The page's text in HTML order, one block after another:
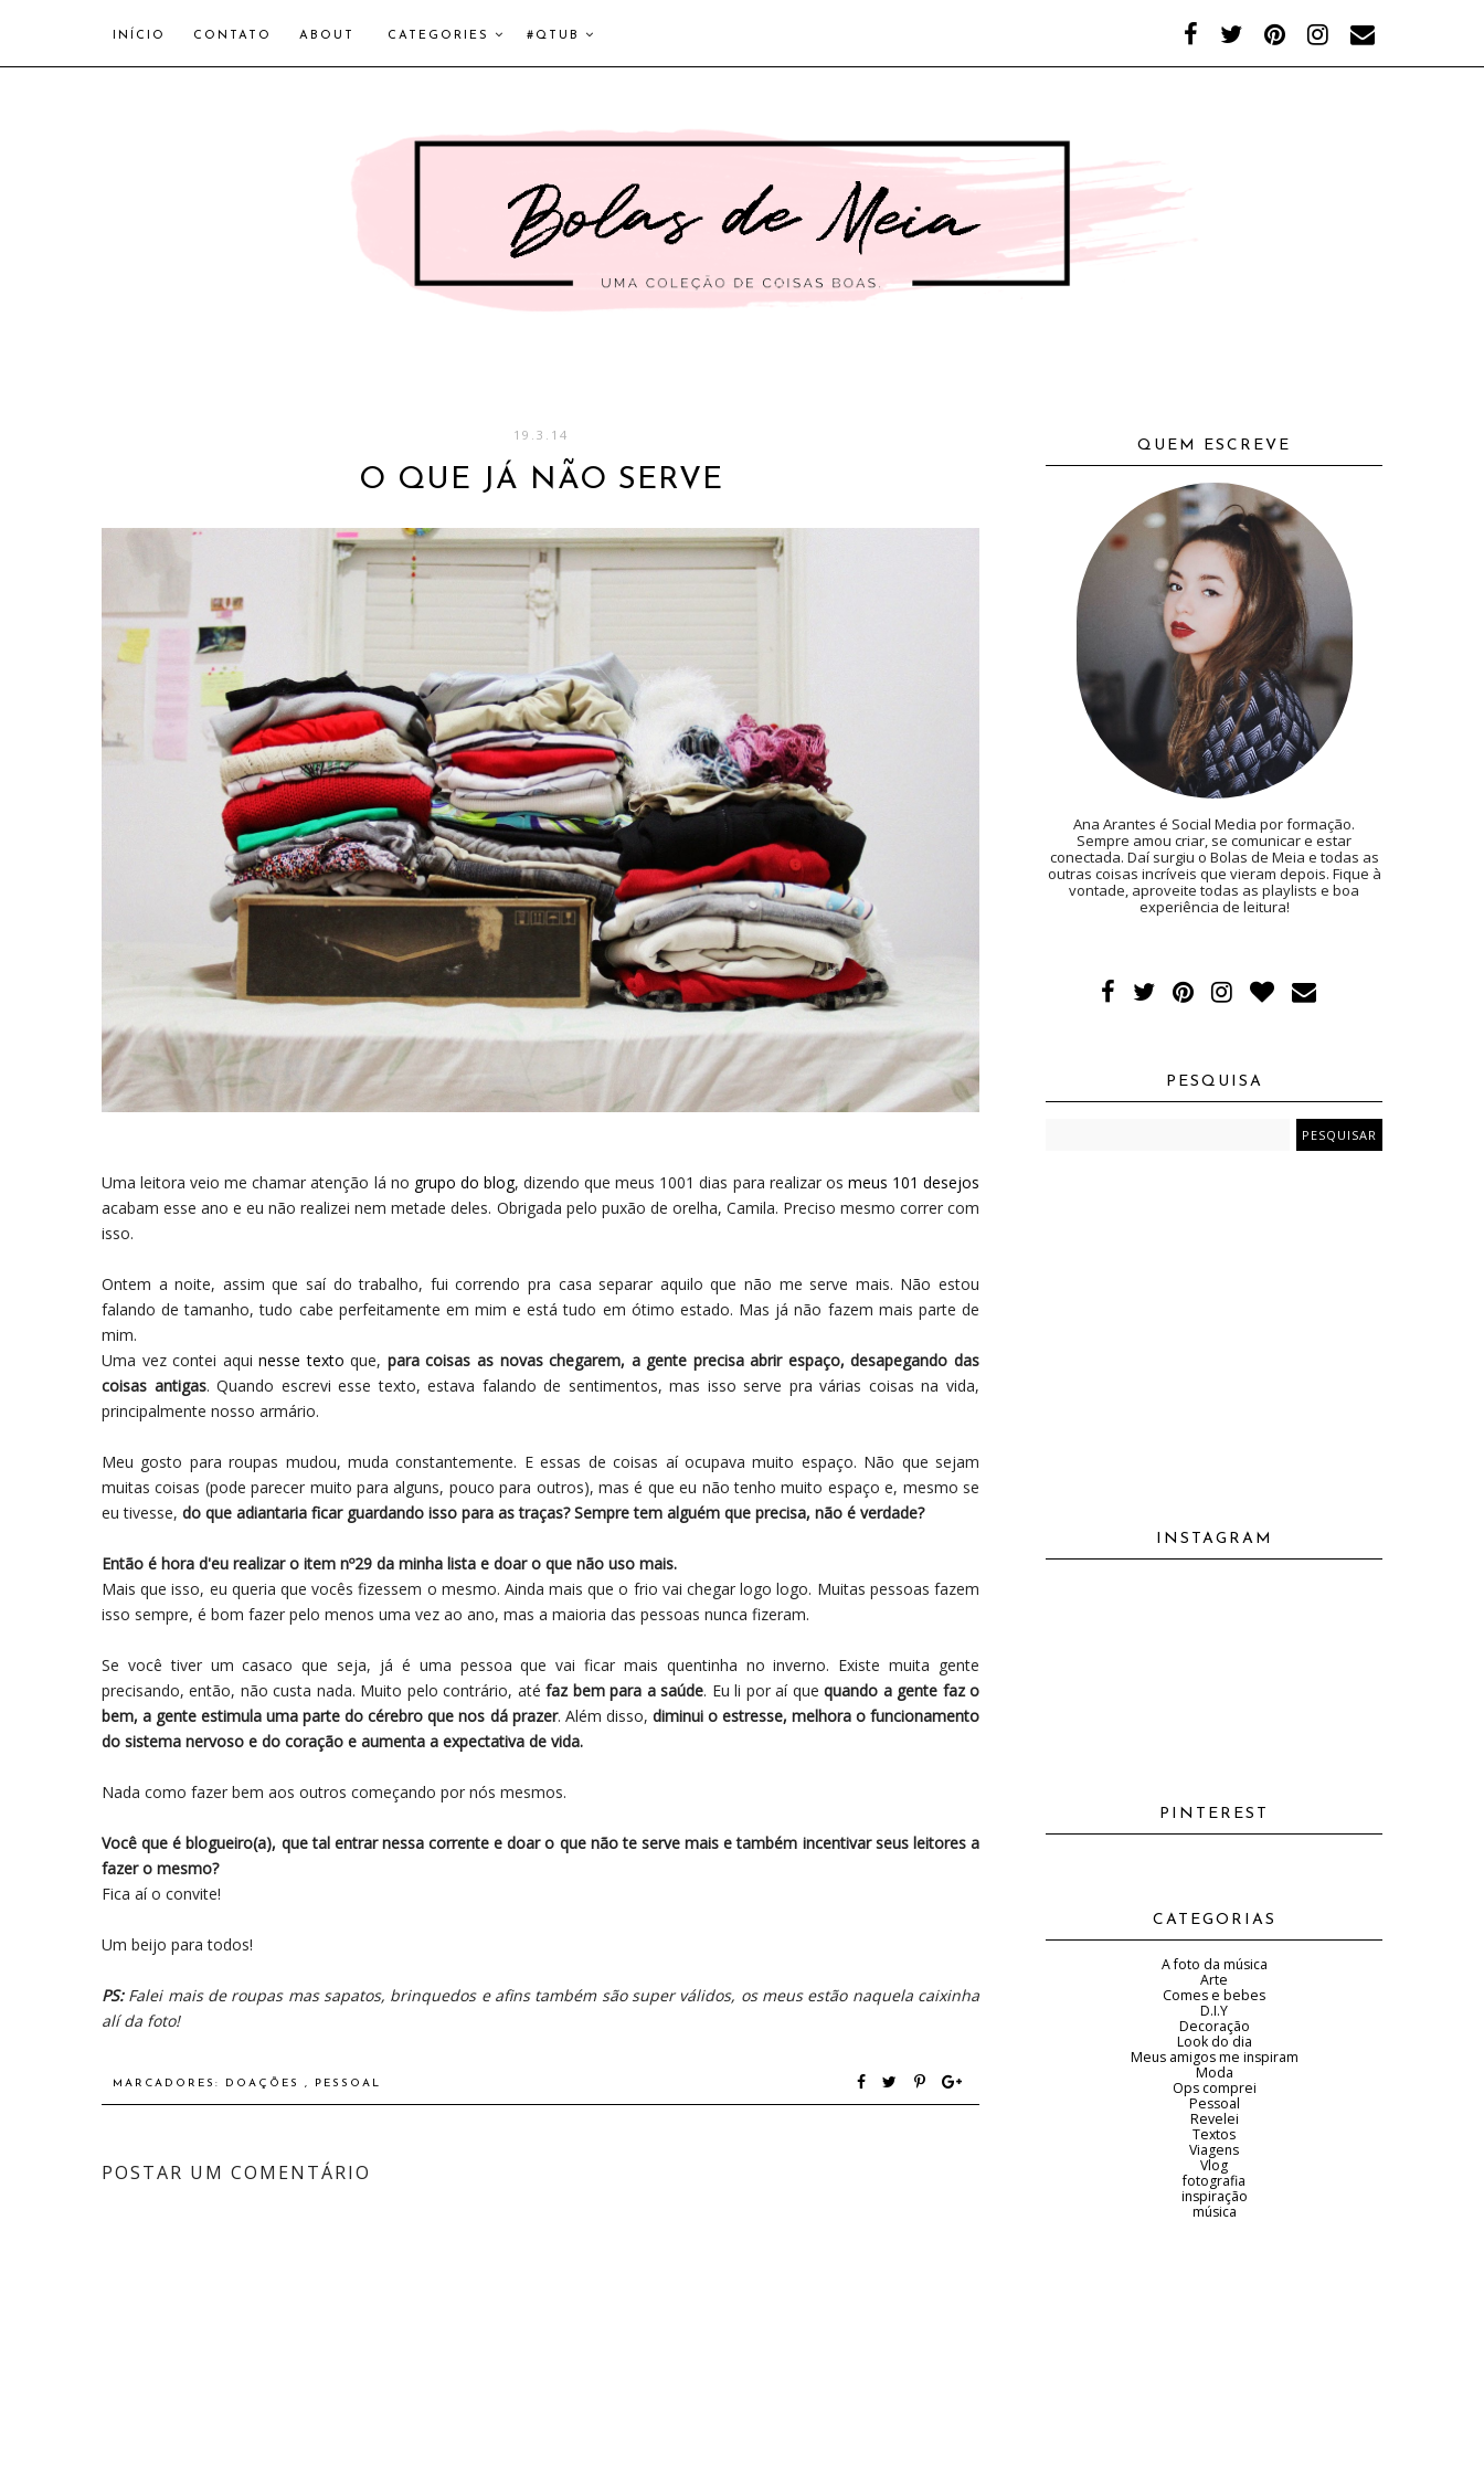
INÍCIO CONTATO ABOUT CATEGORIES #QTUB
19.3.14
O QUE JÁ NÃO SERVE
Uma leitora veio me chamar atenção lá no grupo do blog, dizendo que meus 1001 dias para realizar os meus 101 desejos
acabam esse ano e eu não realizei nem metade deles. Obrigada pelo puxão de orelha, Camila. Preciso mesmo correr com
isso.
Ontem a noite, assim que saí do trabalho, fui correndo pra casa separar aquilo que não me serve mais. Não estou
falando de tamanho, tudo cabe perfeitamente em mim e está tudo em ótimo estado. Mas já não fazem mais parte de
mim.
Uma vez contei aquinesse texto que, para coisas as novas chegarem, a gente precisa abrir espaço, desapegando das
coisas antigas. Quando escrevi esse texto, estava falando de sentimentos, mas isso serve pra várias coisas na vida,
principalmente nosso armário.
Meu gosto para roupas mudou, muda constantemente. E essas de coisas aí ocupava muito espaço. Não que sejam
muitas coisas (pode parecer muito para alguns, pouco para outros), mas é que eu não tenho muito espaço e, mesmo se
eu tivesse, do que adiantaria ficar guardando isso para as traças? Sempre tem alguém que precisa, não é verdade?
Então é hora d'eu realizar o item nº29 da minha lista e doar o que não uso mais.
Mais que isso, eu queria que vocês fizessem o mesmo. Ainda mais que o frio vai chegar logo logo. Muitas pessoas fazem
isso sempre, é bom fazer pelo menos uma vez ao ano, mas a maioria das pessoas nunca fizeram.
Se você tiver um casaco que seja, já é uma pessoa que vai ficar mais quentinha no inverno. Existe muita gente
precisando, então, não custa nada. Muito pelo contrário, atéfaz bem para a saúde. Eu li por aí quequando a gente faz o
bem, a gente estimula uma parte do cérebro que nos dá prazer. Além disso, diminui o estresse, melhora o funcionamento
do sistema nervoso e do coração e aumenta a expectativa de vida.
Nada como fazer bem aos outros começando por nós mesmos.
Você que é blogueiro(a), que tal entrar nessa corrente e doar o que não te serve mais e também incentivar seus leitores a
fazer o mesmo?
Fica aí o convite!
Um beijo para todos!
PS:Falei mais de roupas mas sapatos, brinquedos e afins também são super válidos, os meus estão naquela caixinha
alí da foto!
MARCADORES: DOAÇÕES , PESSOAL
POSTAR UM COMENTÁRIO
QUEM ESCREVE
Ana Arantes é Social Media por formação.
Sempre amou criar, se comunicar e estar
conectada. Daí surgiu o Bolas de Meia e todas as
outras coisas incríveis que vieram depois. Fique à
vontade, aproveite todas as playlists e boa
experiência de leitura!
PESQUISA
INSTAGRAM
PINTEREST
CATEGORIAS
A foto da música
Arte
Comes e bebes
D.I.Y
Decoração
Look do dia
Meus amigos me inspiram
Moda
Ops comprei
Pessoal
Revelei
Textos
Viagens
Vlog
fotografia
inspiração
música